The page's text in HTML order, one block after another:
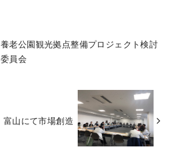
養老公園観光拠点整備プロジェクト検討
委員会
富山にて市場創造